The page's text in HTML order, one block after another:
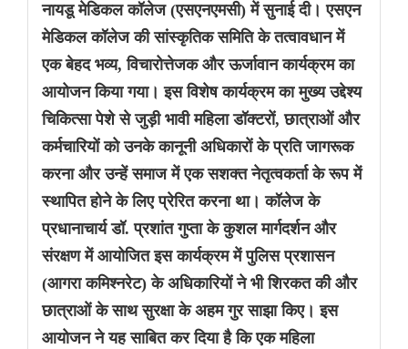
नायडू मेडिकल कॉलेज (एसएनएमसी) में सुनाई दी। एसएन
मेडिकल कॉलेज की सांस्कृतिक समिति के तत्वावधान में
एक बेहद भव्य, विचारोत्तेजक और ऊर्जावान कार्यक्रम का
आयोजन किया गया। इस विशेष कार्यक्रम का मुख्य उद्देश्य
चिकित्सा पेशे से जुड़ी भावी महिला डॉक्टरों, छात्राओं और
कर्मचारियों को उनके कानूनी अधिकारों के प्रति जागरूक
करना और उन्हें समाज में एक सशक्त नेतृत्वकर्ता के रूप में
स्थापित होने के लिए प्रेरित करना था। कॉलेज के
प्रधानाचार्य डॉ. प्रशांत गुप्ता के कुशल मार्गदर्शन और
संरक्षण में आयोजित इस कार्यक्रम में पुलिस प्रशासन
(आगरा कमिश्नरेट) के अधिकारियों ने भी शिरकत की और
छात्राओं के साथ सुरक्षा के अहम गुर साझा किए। इस
आयोजन ने यह साबित कर दिया है कि एक महिला